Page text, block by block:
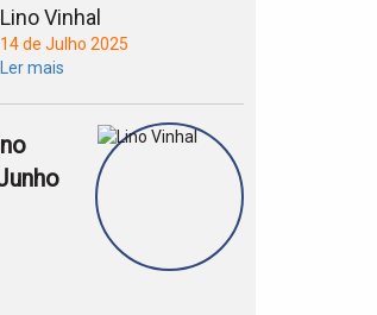
Lino Vinhal
14 de Julho 2025
Ler mais